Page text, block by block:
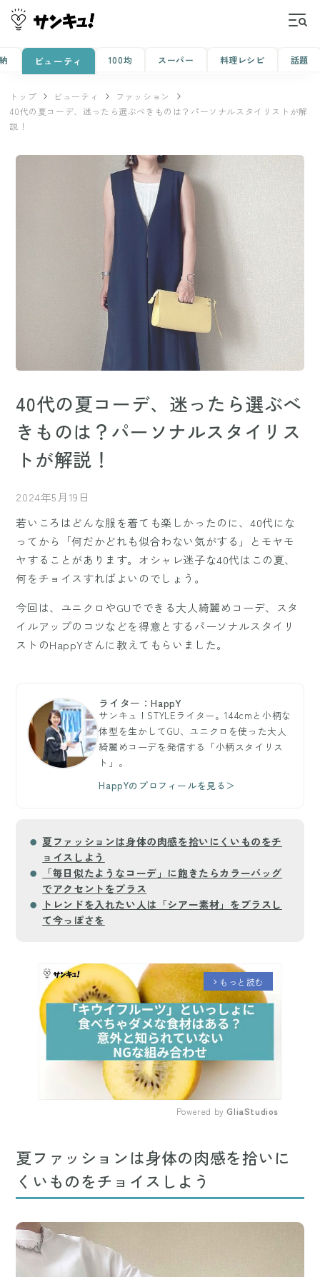
ビューティ 100均 スーパー 料理レシピ 話題
トップ ビューティ
ファッション
40代の夏コーデ、迷ったら選ぶべきものは？パーソナルスタイリストが解
説！
40代の夏コーデ、迷ったら選ぶべ
きものは？パーソナルスタイリス
トが解説！
2024年5月19日
若いころはどんな服を着ても楽しかったのに、40代にな
ってから「何だかどれも似合わない気がする」とモヤモ
ヤすることがあります。オシャレ迷子な40代はこの夏、
何をチョイスすればよいのでしょう。
今回は、ユニクロやGUでできる大人綺麗めコーデ、スタ
イルアップのコツなどを得意とするパーソナルスタイリ
ストのHappYさんに教えてもらいました。
ライター：HappY
サンキュ！STYLEライター。144cmと小柄な
体型を生かしてGU、ユニクロを使った大人
綺麗めコーデを発信する「小柄スタイリス
ト」。
HappYのプロフィールを見る＞
夏ファッションは身体の肉感を拾いにくいものをチ
ョイスしよう
「毎日似たようなコーデ」に飽きたらカラーバッグ
でアクセントをプラス
トレンドを入れたい人は「シアー素材」をプラスし
て今っぽさを
arrow_forward_ios もっと読む
Powered by GliaStudios
夏ファッションは身体の肉感を拾いに
くいものをチョイスしよう